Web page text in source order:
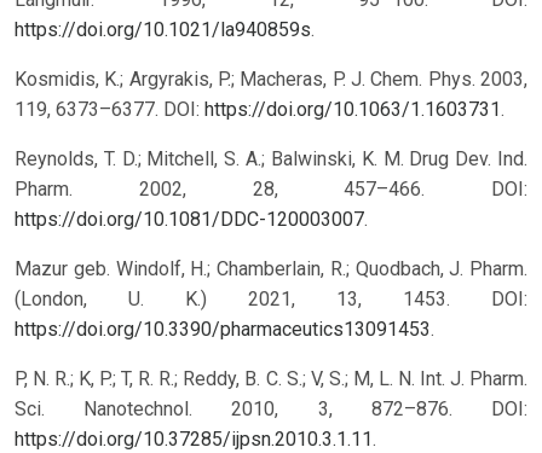
https://doi.org/10.1021/la940859s.
Kosmidis, K.; Argyrakis, P.; Macheras, P. J. Chem. Phys. 2003,
119, 6373–6377. DOI: https://doi.org/10.1063/1.1603731.
Reynolds, T. D.; Mitchell, S. A.; Balwinski, K. M. Drug Dev. Ind.
Pharm. 2002, 28, 457–466. DOI:
https://doi.org/10.1081/DDC-120003007.
Mazur geb. Windolf, H.; Chamberlain, R.; Quodbach, J. Pharm.
(London, U. K.) 2021, 13, 1453. DOI:
https://doi.org/10.3390/pharmaceutics13091453.
P, N. R.; K, P.; T, R. R.; Reddy, B. C. S.; V, S.; M, L. N. Int. J. Pharm.
Sci. Nanotechnol. 2010, 3, 872–876. DOI:
https://doi.org/10.37285/ijpsn.2010.3.1.11.